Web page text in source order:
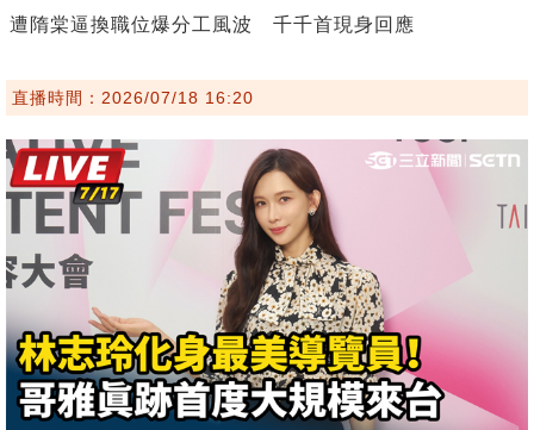
遭隋棠逼換職位爆分工風波 千千首現身回應
直播時間：2026/07/18 16:20